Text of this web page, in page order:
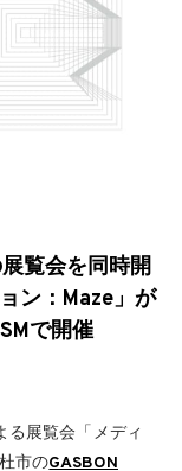
覧会を同時開
ン：Maze」が
で開催
る展覧会「メディ
市のGASBON